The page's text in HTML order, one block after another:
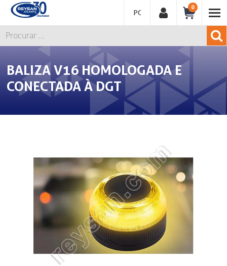
PORTUGUÊS
0
BALIZA V16 HOMOLOGADA E
CONECTADA À DGT